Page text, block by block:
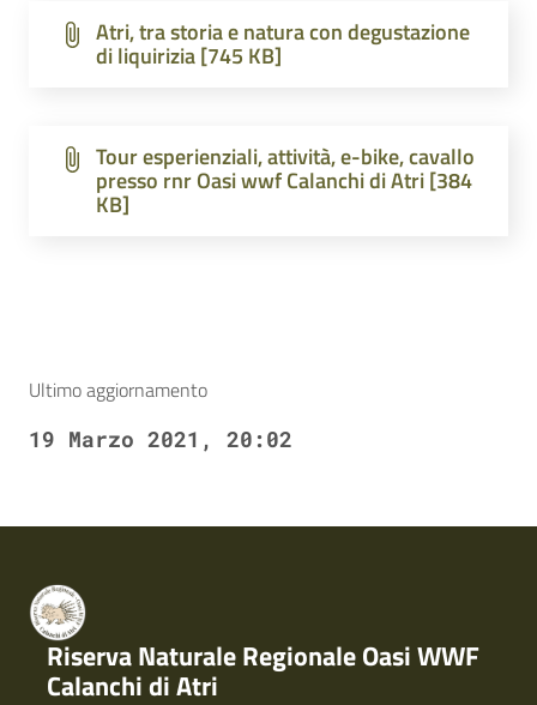
Atri, tra storia e natura con degustazione
di liquirizia [745 KB]
Tour esperienziali, attività, e-bike, cavallo
presso rnr Oasi wwf Calanchi di Atri [384
KB]
Ultimo aggiornamento
19 Marzo 2021, 20:02
Riserva Naturale Regionale Oasi WWF
Calanchi di Atri